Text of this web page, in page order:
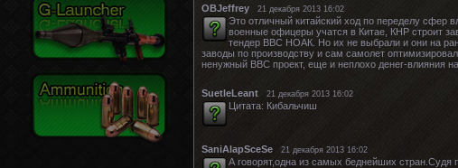
OBJeffrey 21 декабря 2013 16:02
Это отличный китайский ход по переделу сфер
военные офицеры учатся в Китае, КНР строит
тендер ВВС НОАК. Но их не выбрали и они на
заводы по производству и сам самолет
ненужный ВВС проект, еще и неплохо денег-влияния
SuetleLeant 21 декабря 2013 16:02
Цитата: Кибальчиш
SaniAlapSceSe 21 декабря 2013 16:02
А говорят,одна из самых беднейших стран.Судя